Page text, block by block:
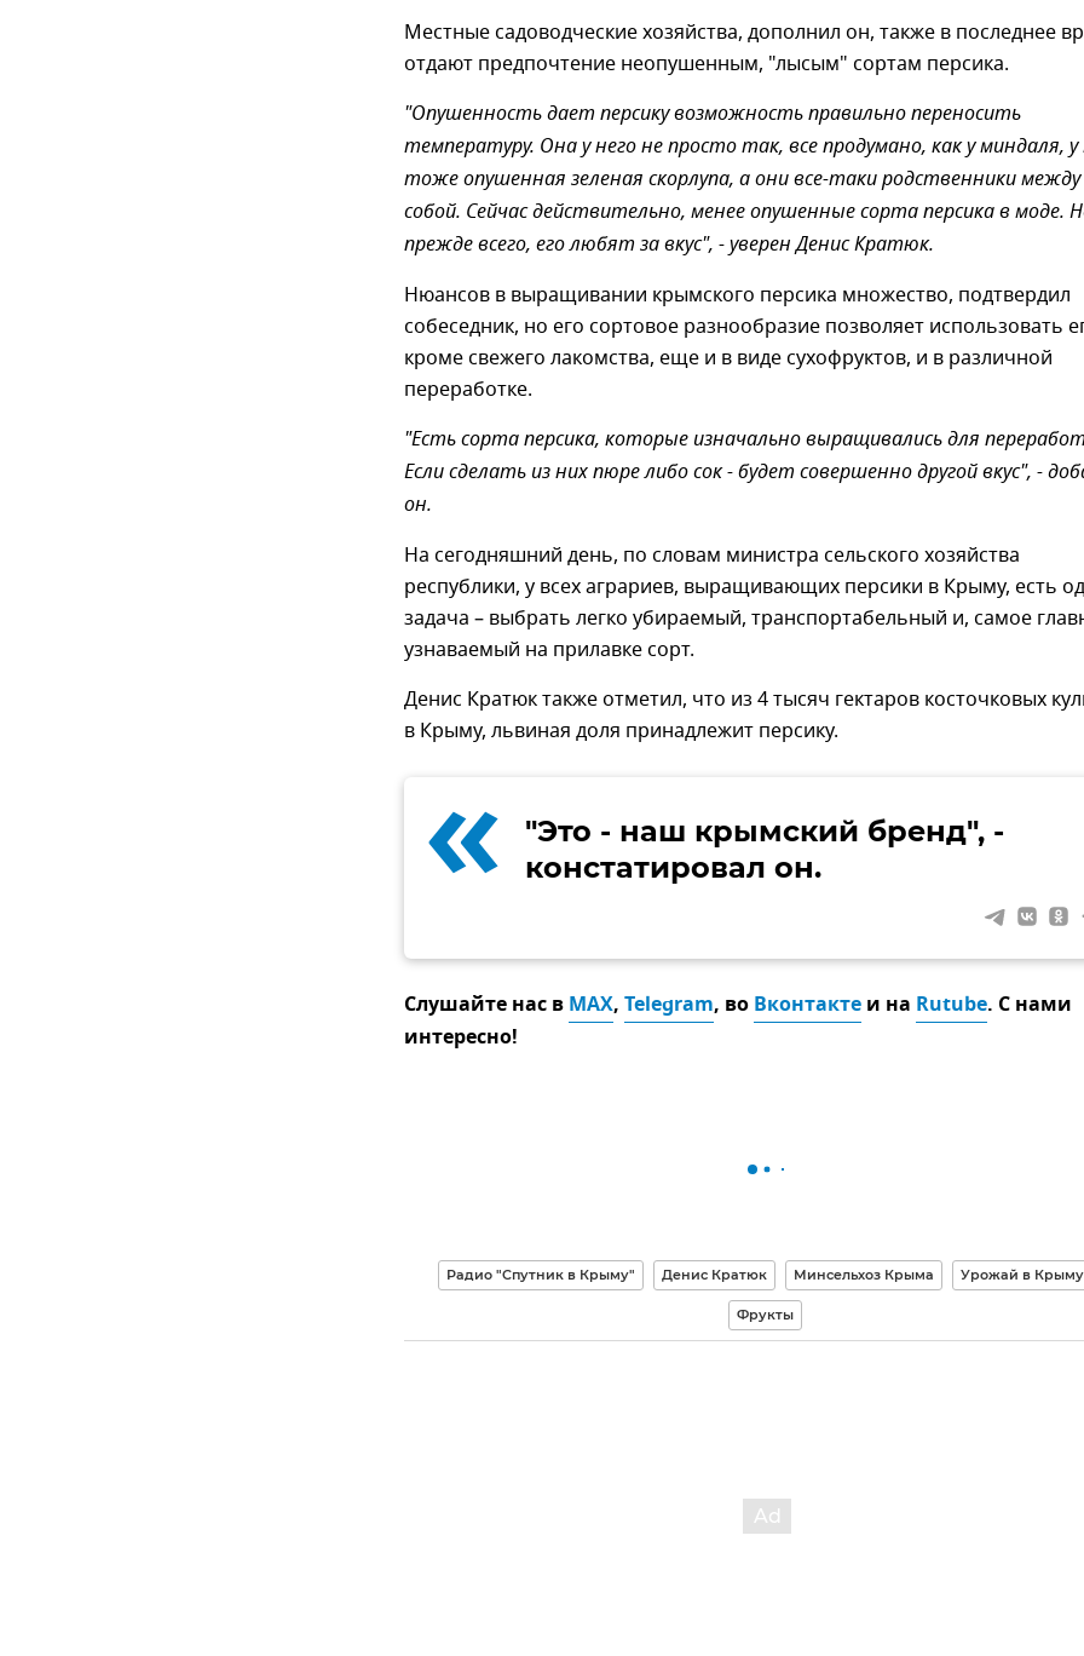
Местные садоводческие хозяйства, дополнил он, также в последнее
отдают предпочтение неопушенным, "лысым" сортам персика.
"Опушенность дает персику возможность правильно переносить
температуру. Она у него не просто так, все продумано, как у миндаля, у
тоже опушенная зеленая скорлупа, а они все-таки родственники между
собой. Сейчас действительно, менее опушенные сорта персика в моде.
прежде всего, его любят за вкус", - уверен Денис Кратюк.
Нюансов в выращивании крымского персика множество, подтвердил
собеседник, но его сортовое разнообразие позволяет использовать
кроме свежего лакомства, еще и в виде сухофруктов, и в различной
переработке.
"Есть сорта персика, которые изначально выращивались для
Если сделать из них пюре либо сок - будет совершенно другой вкус", -
он.
На сегодняшний день, по словам министра сельского хозяйства
республики, у всех аграриев, выращивающих персики в Крыму, есть
задача – выбрать легко убираемый, транспортабельный и, самое
узнаваемый на прилавке сорт.
Денис Кратюк также отметил, что из 4 тысяч гектаров косточковых
в Крыму, львиная доля принадлежит персику.
«
"Это - наш крымский бренд", -
констатировал он.
Слушайте нас вMAX,Telegram, воВконтактеи на Rutube. С нами
интересно!
Радио "Спутник в Крыму" Денис Кратюк Минсельхоз Крыма Урожай в Крыму
Фрукты